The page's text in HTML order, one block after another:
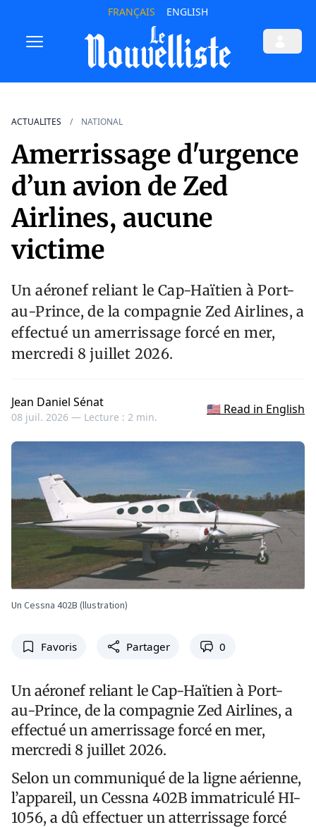
FRANÇAIS ENGLISH
ACTUALITES NATIONAL
Amerrissage d'urgence
d’un avion de Zed
Airlines, aucune
victime
Un aéronef reliant le Cap-Haïtien à Port-
au-Prince, de la compagnie Zed Airlines, a
effectué un amerrissage forcé en mer,
mercredi 8 juillet 2026.
Jean Daniel Sénat
08 juil. 2026 — Lecture : 2 min.
🇺🇸 Read in English
Un Cessna 402B (llustration)
Favoris Partager 0
Un aéronef reliant le Cap-Haïtien à Port-
au-Prince, de la compagnie Zed Airlines, a
effectué un amerrissage forcé en mer,
mercredi 8 juillet 2026.
Selon un communiqué de la ligne aérienne,
l’appareil, un Cessna 402B immatriculé HI-
1056, a dû effectuer un atterrissage forcé